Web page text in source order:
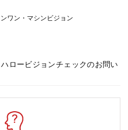
ワン・マシンビジョン
ロービジョンチェックのお問い